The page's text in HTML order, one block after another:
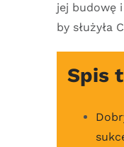
jej budowę
by służyła
Spis